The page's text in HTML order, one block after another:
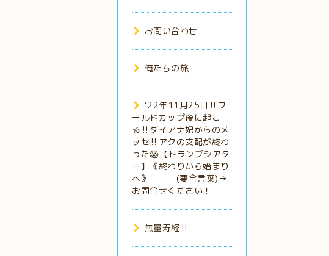
お問い合わせ
俺たちの旅
‘22年11月25日‼️ワ
ールドカップ後に起こ
る‼️ダイアナ妃からのメ
ッセ‼️アクの支配が終わ
った😱【トランプシアタ
ー】《終わりから始まり
へ》 (要合言葉)→
お問合せください！
無量寿経‼️